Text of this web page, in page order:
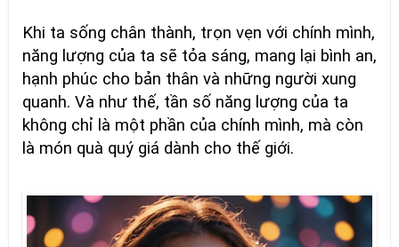
Khi ta sống chân thành, trọn vẹn với chính mình,
năng lượng của ta sẽ tỏa sáng, mang lại bình an,
hạnh phúc cho bản thân và những người xung
quanh. Và như thế, tần số năng lượng của ta
không chỉ là một phần của chính mình, mà còn
là món quà quý giá dành cho thế giới.